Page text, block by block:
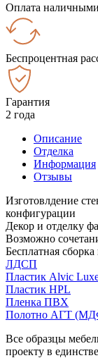
Оплата
Беспроцентная
Гарантия
2 года
Описание
Отделка
Информация
Отзывы
Изготовлдение
конфигурации
Декор и отделку
Возможно
Бесплатная
ЛДСП
Пластик Alvic
Пластик HPL
Пленка ПВХ
Полотно АГТ
Все образцы
проекту в